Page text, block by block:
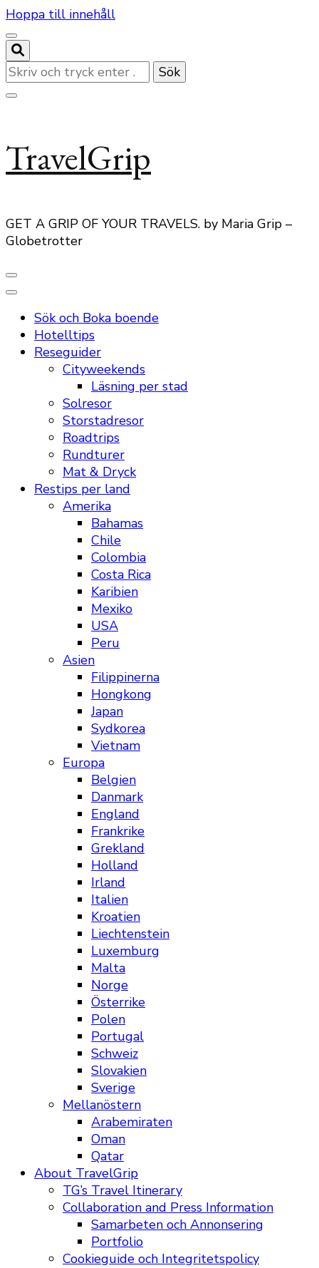
Hoppa till innehåll
Letar
du
efter
TravelGrip
GET A GRIP OF YOUR TRAVELS. by Maria Grip –
Globetrotter
Sök och Boka boende
Hotelltips
Reseguider
Cityweekends
Läsning per stad
Solresor
Storstadresor
Roadtrips
Rundturer
Mat & Dryck
Restips per land
Amerika
Bahamas
Chile
Colombia
Costa Rica
Karibien
Mexiko
USA
Peru
Asien
Filippinerna
Hongkong
Japan
Sydkorea
Vietnam
Europa
Belgien
Danmark
England
Frankrike
Grekland
Holland
Irland
Italien
Kroatien
Liechtenstein
Luxemburg
Malta
Norge
Österrike
Polen
Portugal
Schweiz
Slovakien
Sverige
Mellanöstern
Arabemiraten
Oman
Qatar
About TravelGrip
TG’s Travel Itinerary
Collaboration and Press Information
Samarbeten och Annonsering
Portfolio
Cookieguide och Integritetspolicy